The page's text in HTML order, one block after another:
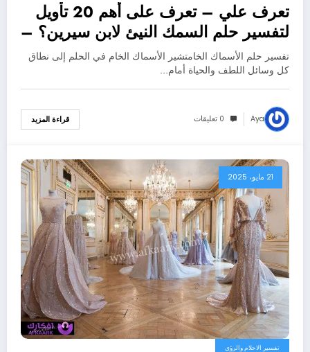
تعرف علي – تعرف على أهم 20 تأويل
لتفسير حلم السمك النيئ لابن سيرين؟ –
بالتفصيل
تفسير حلم الأسماك الخامتشير الأسماك الخام في الحلم إلى نطاق
كل وسائل اللطف والحياة أمام…
Aya 0 تعليقات قراءة المزيد
21 مايو، 2025
تفسير الاحلام والرؤى